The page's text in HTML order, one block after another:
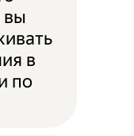
вы
в
по